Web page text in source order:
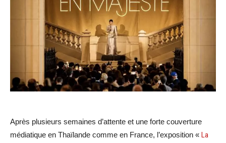
Après plusieurs semaines d’attente et une forte couverture
médiatique en Thaïlande comme en France, l’exposition « La